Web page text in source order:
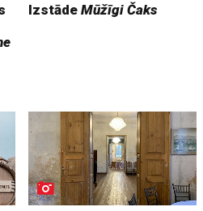
IzstādeMūžīgi Čaks